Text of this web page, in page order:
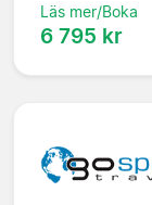
Läs mer/Boka
6 795 kr